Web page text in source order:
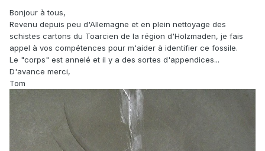
Bonjour à tous,
Revenu depuis peu d'Allemagne et en plein nettoyage des
schistes cartons du Toarcien de la région d'Holzmaden, je fais
appel à vos compétences pour m'aider à identifier ce fossile.
Le "corps" est annelé et il y a des sortes d'appendices...
D'avance merci,
Tom